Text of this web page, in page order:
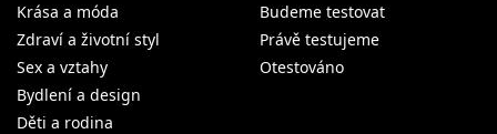
Krása a móda
Zdraví a životní styl
Sex a vztahy
Bydlení a design
Děti a rodina
Budeme testovat
Právě testujeme
Otestováno